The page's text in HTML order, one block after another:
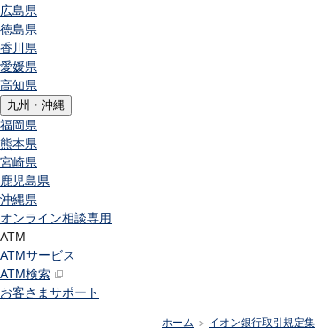
広島県
徳島県
香川県
愛媛県
高知県
九州・沖縄
福岡県
熊本県
宮崎県
鹿児島県
沖縄県
オンライン相談専用
ATM
ATMサービス
ATM検索
お客さまサポート
ホーム >イオン銀行取引規定集